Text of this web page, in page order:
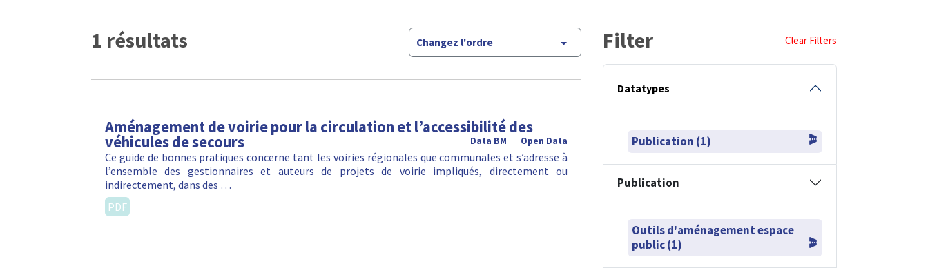
1 résultats Changez l'ordre
Aménagement de voirie pour la circulation et l’accessibilité des
véhicules de secours Open Data
Data BM
Ce guide de bonnes pratiques concerne tant les voiries régionales que communales et s’adresse à
l’ensemble des gestionnaires et auteurs de projets de voirie impliqués, directement ou
indirectement, dans des …
PDF
Filter Clear Filters
Datatypes
Publication (1)
Publication
Outils d'aménagement espace
public (1)